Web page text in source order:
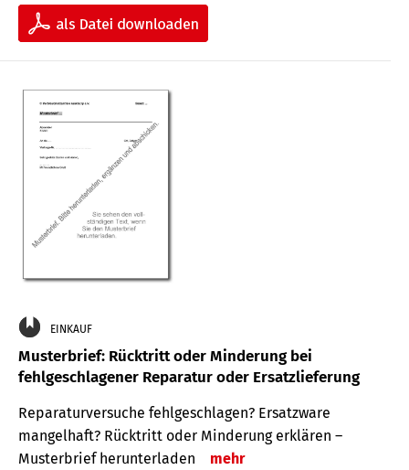
EINKAUF
Musterbrief: Rücktritt oder Minderung bei
fehlgeschlagener Reparatur oder Ersatzlieferung
Reparaturversuche fehlgeschlagen? Ersatzware
mangelhaft? Rücktritt oder Minderung erklären –
Musterbrief herunterladen
mehr